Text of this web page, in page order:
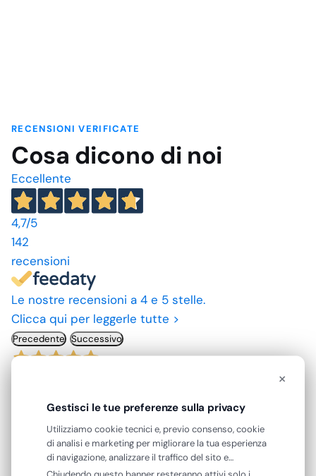
RECENSIONI VERIFICATE
Cosa dicono di noi
Eccellente
4,7/5
142
recensioni
Le nostre recensioni a 4 e 5 stelle.
Clicca qui per leggerle tutte >
Precedente Successivo
Acquirente verificato
10 Luglio 2026
×
Gestisci le tue preferenze sulla privacy
Utilizziamo cookie tecnici e, previo consenso, cookie
di analisi e marketing per migliorare la tua esperienza
di navigazione, analizzare il traffico del sito e
mostrarti contenuti e pubblicità personalizzati. Puoi